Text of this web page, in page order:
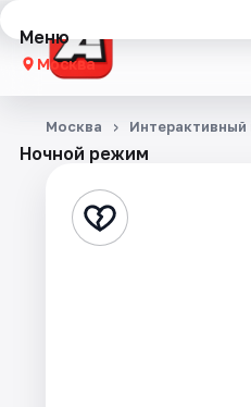
Меню
Москва
Концерты
Стендап
Ночной режим
Москва